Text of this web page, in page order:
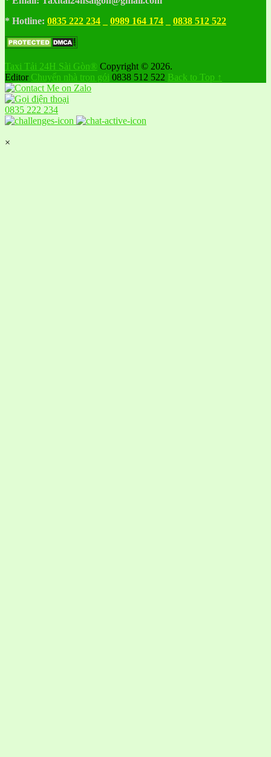
* Hotline: 0835 222 234 0989 164 174 0838 512 522
Taxi Tải 24H Sài Gòn® Copyright © 2026.
Editor Chuyển nhà trọn gói 0838 512 522 Back to Top ↑
0835 222 234
×